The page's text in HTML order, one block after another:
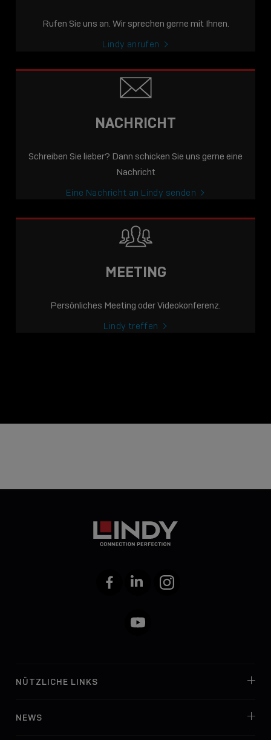
Rufen Sie uns an. Wir sprechen gerne mit Ihnen.
Lindy anrufen
NACHRICHT
Schreiben Sie lieber? Dann schicken Sie uns gerne eine
Nachricht
Eine Nachricht an Lindy senden
MEETING
Persönliches Meeting oder Videokonferenz.
Lindy treffen
FacebookLinkedIn Instagram
YouTube
NÜTZLICHE LINKS
NEWS